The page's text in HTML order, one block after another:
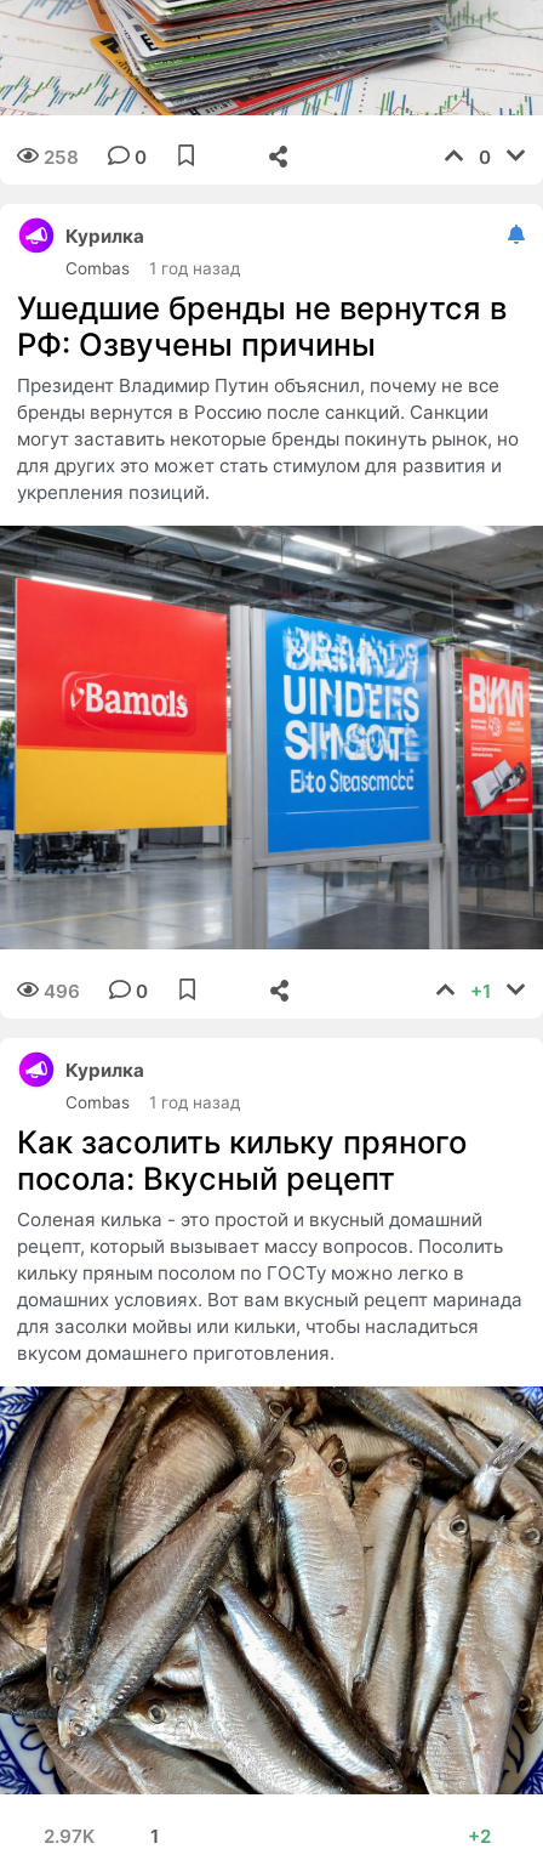
0
258 0
Курилка
Combas 1 год назад
Ушедшие бренды не вернутся в
РФ: Озвучены причины
Президент Владимир Путин объяснил, почему не все
бренды вернутся в Россию после санкций. Санкции
могут заставить некоторые бренды покинуть рынок, но
для других это может стать стимулом для развития и
укрепления позиций.
+1
496 0
Курилка
Combas 1 год назад
Как засолить кильку пряного
посола: Вкусный рецепт
Соленая килька - это простой и вкусный домашний
рецепт, который вызывает массу вопросов. Посолить
кильку пряным посолом по ГОСТу можно легко в
домашних условиях. Вот вам вкусный рецепт маринада
для засолки мойвы или кильки, чтобы насладиться
вкусом домашнего приготовления.
+2
2.97K 1